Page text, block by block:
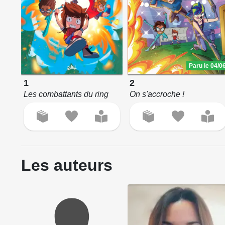
1
Les combattants du ring
Paru le 04/
2
On s'accroche !
Les auteurs